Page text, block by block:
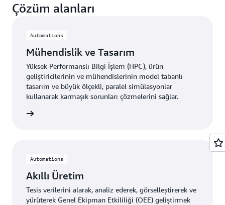
Çözüm alanları
Automations
Mühendislik ve Tasarım
Yüksek Performanslı Bilgi İşlem (HPC), ürün
geliştiricilerinin ve mühendislerinin model tabanlı
tasarım ve büyük ölçekli, paralel simülasyonlar
kullanarak karmaşık sorunları çözmelerini sağlar.
Automations
Akıllı Üretim
Tesis verilerini alarak, analiz ederek, görselleştirerek ve
yürüterek Genel Ekipman Etkililiği (OEE) geliştirmek